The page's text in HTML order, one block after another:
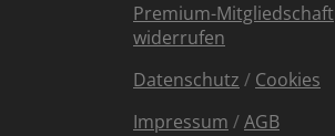
Premium-Mitgliedschaft
widerrufen
Datenschutz / Cookies
Impressum /AGB